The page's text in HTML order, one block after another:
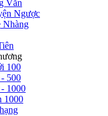
Văn
Ngược
Nhàng
100
500
1000
1000